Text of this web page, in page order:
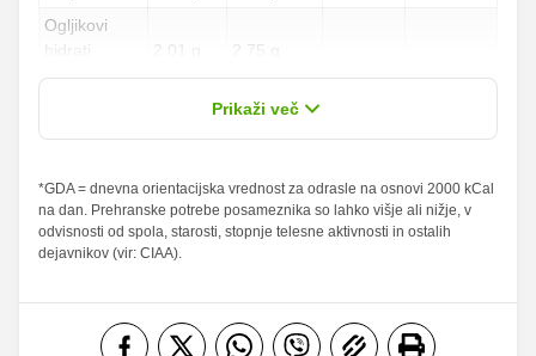
Ogljikovi
hidrati
2.01 g 2.75 g
1.5 g
0.74 % 1.02 %
od teh
nasičene
maščobne
22.26 g
12.23 g
30.5 g 31.8 % 43.57 %
0.18 g 0.25 g 0.72 %
1 %
Prikaži več
*GDA = dnevna orientacijska vrednost za odrasle na osnovi 2000 kCal
na dan. Prehranske potrebe posameznika so lahko višje ali nižje, v
odvisnosti od spola, starosti, stopnje telesne aktivnosti in ostalih
dejavnikov (vir: CIAA).